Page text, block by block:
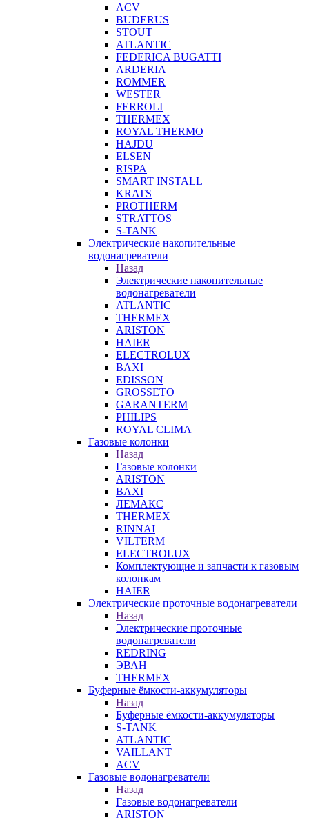
ACV
BUDERUS
STOUT
ATLANTIC
FEDERICA BUGATTI
ARDERIA
ROMMER
WESTER
FERROLI
THERMEX
ROYAL THERMO
HAJDU
ELSEN
RISPA
SMART INSTALL
KRATS
PROTHERM
STRATTOS
S-TANK
Электрические накопительные
водонагреватели
Назад
Электрические накопительные
водонагреватели
ATLANTIC
THERMEX
ARISTON
HAIER
ELECTROLUX
BAXI
EDISSON
GROSSETO
GARANTERM
PHILIPS
ROYAL CLIMA
Газовые колонки
Назад
Газовые колонки
ARISTON
BAXI
ЛЕМАКС
THERMEX
RINNAI
VILTERM
ELECTROLUX
Комплектующие и запчасти к газовым
колонкам
HAIER
Электрические проточные водонагреватели
Назад
Электрические проточные
водонагреватели
REDRING
ЭВАН
THERMEX
Буферные ёмкости-аккумуляторы
Назад
Буферные ёмкости-аккумуляторы
S-TANK
ATLANTIC
VAILLANT
ACV
Газовые водонагреватели
Назад
Газовые водонагреватели
ARISTON